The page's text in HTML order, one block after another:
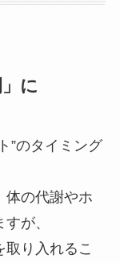
に
”のタイミング
体の代謝やホ
が、
取り入れるこ